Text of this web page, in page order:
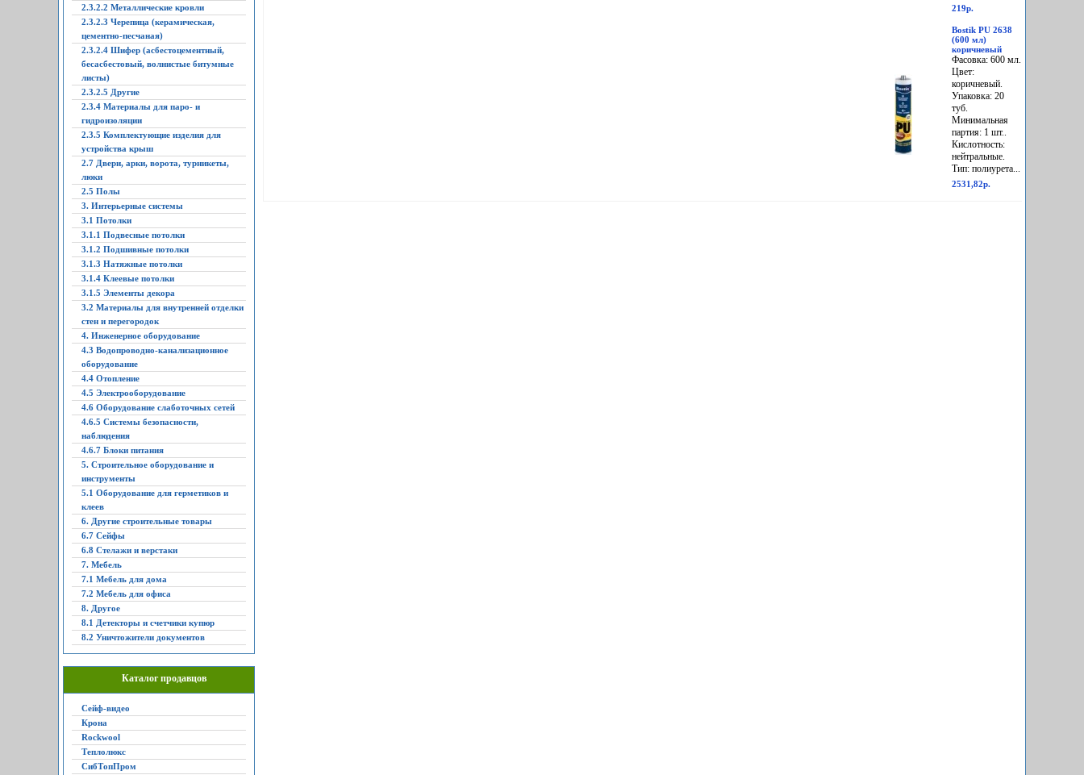
2.3.2.2 Металлические кровли
2.3.2.3 Черепица (керамическая,
цементно-песчаная)
2.3.2.4 Шифер (асбестоцементный,
бесасбестовый, волнистые битумные
листы)
2.3.2.5 Другие
2.3.4 Материалы для паро- и
гидроизоляции
2.3.5 Комплектующие изделия для
устройства крыш
2.7 Двери, арки, ворота, турникеты,
люки
2.5 Полы
3. Интерьерные системы
3.1 Потолки
3.1.1 Подвесные потолки
3.1.2 Подшивные потолки
3.1.3 Натяжные потолки
3.1.4 Клеевые потолки
3.1.5 Элементы декора
3.2 Материалы для внутренней отделки
стен и перегородок
4. Инженерное оборудование
4.3 Водопроводно-канализационное
оборудование
4.4 Отопление
4.5 Электрооборудование
4.6 Оборудование слаботочных сетей
4.6.5 Системы безопасности,
наблюдения
4.6.7 Блоки питания
5. Строительное оборудование и
инструменты
5.1 Оборудование для герметиков и
клеев
6. Другие строительные товары
6.7 Сейфы
6.8 Стелажи и верстаки
7. Мебель
7.1 Мебель для дома
7.2 Мебель для офиса
8. Другое
8.1 Детекторы и счетчики купюр
8.2 Уничтожители документов
Каталог продавцов
Сейф-видео
Крона
Rockwool
Теплолюкс
СибТопПром
219р.
Bostik PU 2638
(600 мл)
коричневый
Фасовка: 600 мл.
Цвет:
коричневый.
Упаковка: 20
туб.
Минимальная
партия: 1 шт..
Кислотность:
нейтральные.
Тип: полиурета...
2531,82р.